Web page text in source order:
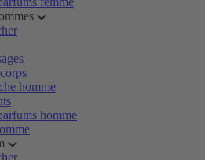
homme
homme